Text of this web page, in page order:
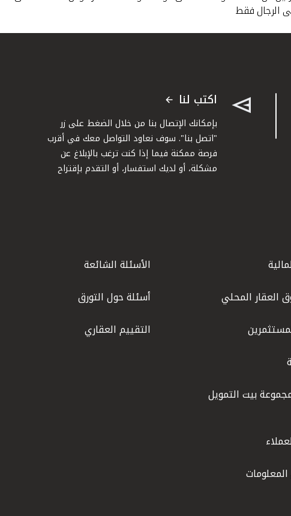
الرجال فقط
اكتب لنا
بإمكانك الإتصال بنا من خلال الضغط على زر
"اتصل بنا". سوف نعاود التواصل معك في أقرب
فرصة ممكنة فيما إذا كنت ترغب بالإبلاغ عن
مشكلة، أو لديك استفسار، أو التقدم بإقتراح
العقار المحلي
بيت التمويل
الأسئلة الشائعة
أسئلة حول التورق
التقييم العقاري